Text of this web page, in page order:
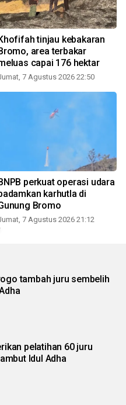
tinjau kebakaran
area terbakar
capai 176 hektar
7 Agustus 2026 22:50
perkuat operasi udara
karhutla di
Bromo
7 Agustus 2026 21:12
tambah juru sembelih
pelatihan 60 juru
Idul Adha